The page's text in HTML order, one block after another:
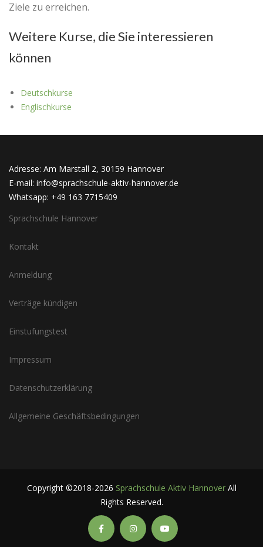
Ziele zu erreichen.
Weitere Kurse, die Sie interessieren
können
Deutschkurse
Englischkurse
Adresse: Am Marstall 2, 30159 Hannover
E-mail: info@sprachschule-aktiv-hannover.de
Whatsapp: +49 163 7715409
Sprachschule Hannover
Kontakt
Anmeldung
Verträge kündigen
Einstufungstest
Impressum
Datenschutzerklärung
Allgemeine Geschäftsbedingungen
Copyright ©2018-2026 Sprachschule Aktiv HannoverAll
Rights Reserved.